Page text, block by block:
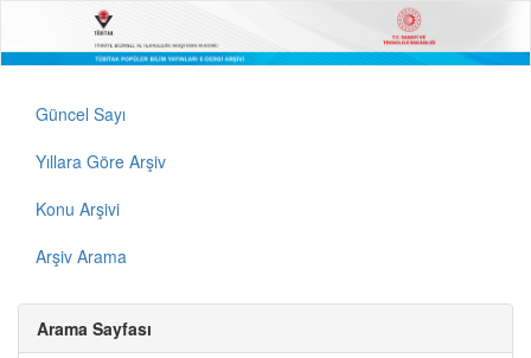
Güncel Sayı
Yıllara Göre Arşiv
Konu Arşivi
Arşiv Arama
Arama Sayfası